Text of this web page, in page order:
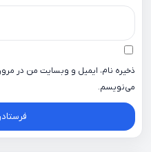
ذخیره نام، ایمیل و وبسایت من در
می‌نویسم.